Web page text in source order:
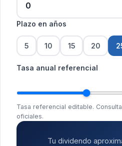
Plazo en años
5 10 15 20
Tasa anual referencial
Tasa referencial editable.
oficiales.
Tu dividendo